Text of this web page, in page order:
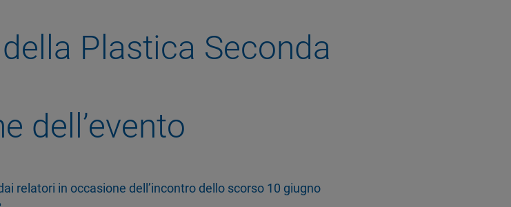
Plastica Seconda
dell’evento
relatori in occasione dell’incontro dello scorso 10 giugno